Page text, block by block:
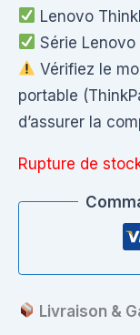
Lenovo
Série
Vérifiez le
portable
d’assurer la
Rupture de
Livraison &